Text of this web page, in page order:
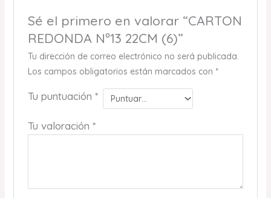
Sé el primero en valorar “CARTON
REDONDA Nº13 22CM (6)”
Tu dirección de correo electrónico no será publicada.
Los campos obligatorios están marcados con *
Tu puntuación *
Tu valoración *